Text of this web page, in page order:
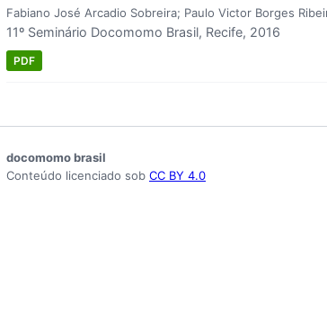
Fabiano José Arcadio Sobreira; Paulo Victor Borges
11º Seminário Docomomo Brasil, Recife, 2016
PDF
docomomo brasil
Conteúdo licenciado sob CC BY 4.0